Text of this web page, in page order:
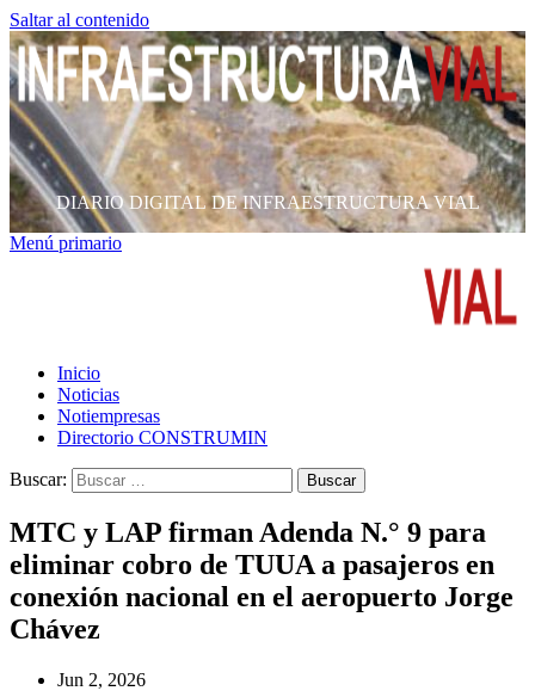
Saltar al contenido
DIARIO DIGITAL DE INFRAESTRUCTURA VIAL
Menú primario
Inicio
Noticias
Notiempresas
Directorio CONSTRUMIN
Buscar:
MTC y LAP firman Adenda N.° 9 para
eliminar cobro de TUUA a pasajeros en
conexión nacional en el aeropuerto Jorge
Chávez
Jun 2, 2026